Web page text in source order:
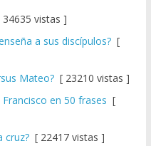
34635 vistas ]
a sus discípulos?[
Mateo?[ 23210 vistas ]
Francisco en 50 frases [
cruz?[ 22417 vistas ]